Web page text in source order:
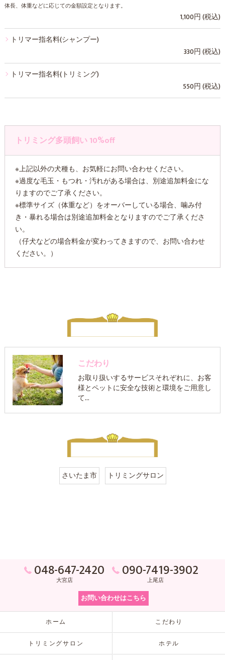
体長、体重などに応じての金額設定となります。
1,100円 (税込)
トリマー指名料(シャンプー)
330円 (税込)
トリマー指名料(トリミング)
550円 (税込)
トリミング多頭飼い 10%off
※上記以外の犬種も、お気軽にお問い合わせください。
※過度な毛玉・もつれ・汚れがある場合は、別途追加料金にな
りますのでご了承ください。
※標準サイズ（体重など）をオーバーしている場合、噛み付
き・暴れる場合は別途追加料金となりますのでご了承くださ
い。
（仔犬などの場合料金が変わってきますので、お問い合わせ
ください。）
こだわり
お取り扱いするサービスそれぞれに、お客
様とペットに安全な技術と環境をご用意し
て…
さいたま市 トリミングサロン
048-647-2420
大宮店 090-7419-3902
上尾店
お問い合わせはこちら
ホーム こだわり
トリミングサロン ホテル